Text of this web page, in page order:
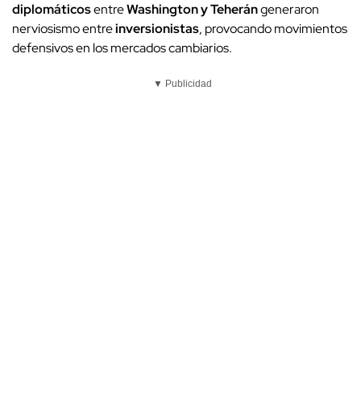
diplomáticosentreWashington y Teherángeneraron
nerviosismo entreinversionistas, provocando movimientos
defensivos en los mercados cambiarios.
▼ Publicidad